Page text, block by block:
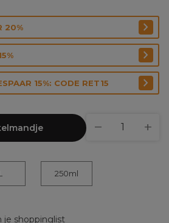
20%
15%: CODE RET15
250ml
je shoppinglist